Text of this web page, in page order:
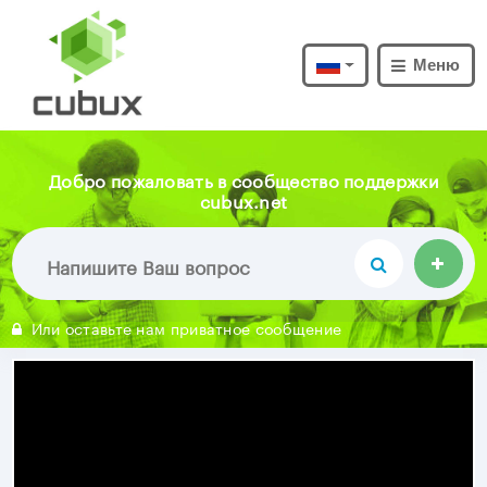
Меню
Добро пожаловать в сообщество поддержки
cubux.net
Или оставьте нам приватное сообщение